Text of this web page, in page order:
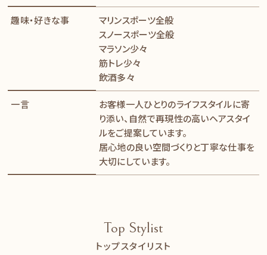
趣味・好きな事
マリンスポーツ全般
スノースポーツ全般
マラソン少々
筋トレ少々
飲酒多々
一言
お客様一人ひとりのライフスタイルに寄
り添い、自然で再現性の高いヘアスタイ
ルをご提案しています。
居心地の良い空間づくりと丁寧な仕事を
大切にしています。
Top Stylist
トップスタイリスト